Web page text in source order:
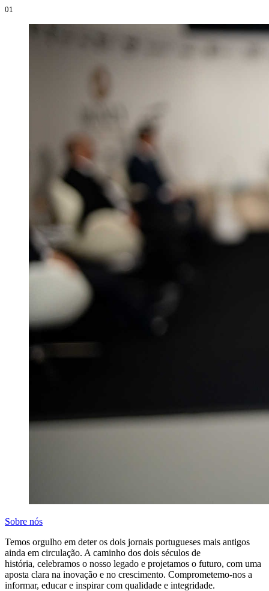
01
Sobre nós
Temos orgulho em deter os dois jornais portugueses mais antigos
ainda em circulação. A caminho dos dois séculos de
história, celebramos o nosso legado e projetamos o futuro, com uma
aposta clara na inovação e no crescimento. Comprometemo-nos a
informar, educar e inspirar com qualidade e integridade.